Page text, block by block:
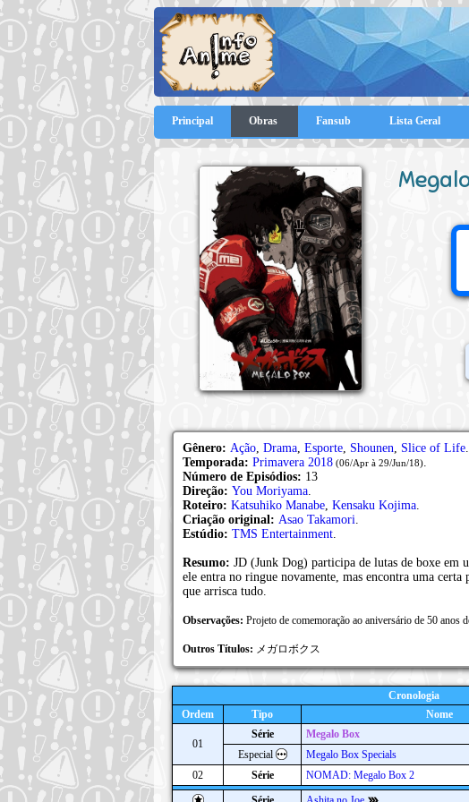
Principal Obras Fansub Lista Geral
Gênero: Ação, Drama, Esporte, Shounen, Slice of Life.
Temporada: Primavera 2018 (06/Apr à 29/Jun/18).
Número de Episódios: 13
Direção: You Moriyama.
Roteiro: Katsuhiko Manabe, Kensaku Kojima.
Criação original: Asao Takamori.
Estúdio: TMS Entertainment.
Resumo: JD (Junk Dog) participa de lutas de boxe em
ele entra no ringue novamente, mas encontra uma certa
que arrisca tudo.
Observações: Projeto de comemoração ao aniversário de 50 anos
Outros Títulos: メガロボクス
Cronologia
Ordem
Tipo Nome
01
Série Megalo Box
Especial
Megalo Box Specials
02
Série NOMAD: Megalo Box 2